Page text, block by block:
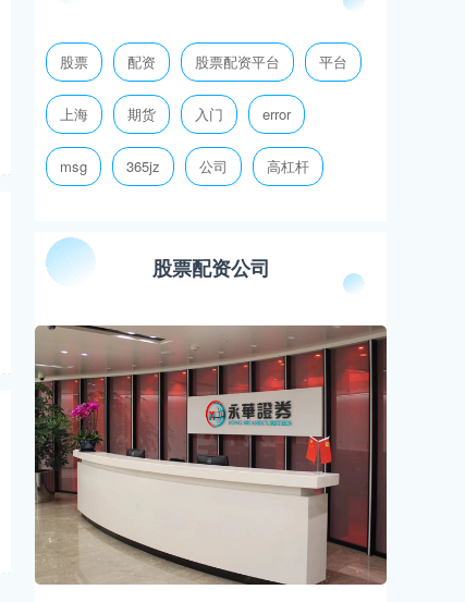
股票 配资 股票配资平台 平台
上海 期货 入门 error
msg 365jz 公司 高杠杆
股票配资公司